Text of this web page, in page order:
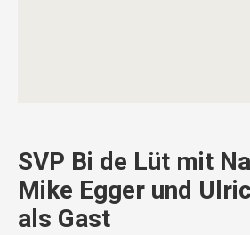
SVP Bi de Lüt mit
Mike Egger und
als Gast